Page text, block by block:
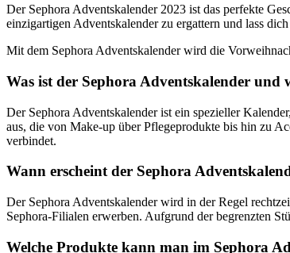
Der Sephora Adventskalender 2023 ist das perfekte
einzigartigen Adventskalender zu ergattern und lass
Mit dem Sephora Adventskalender wird die
Was ist der Sephora Adventskalender und
Der Sephora Adventskalender ist ein spezieller
aus, die von Make-up über Pflegeprodukte bis hin zu
verbindet.
Wann erscheint der Sephora
Der Sephora Adventskalender wird in der Regel
Sephora-Filialen erwerben. Aufgrund der begrenzten
Welche Produkte kann man im Sephora